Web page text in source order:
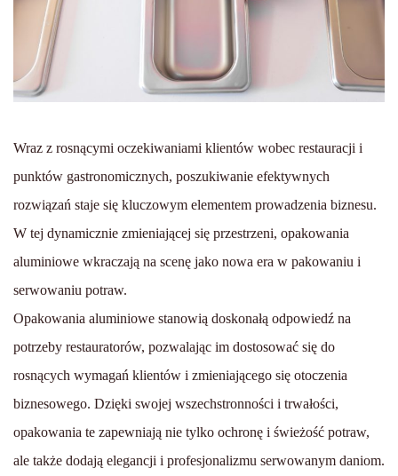
Wraz z rosnącymi oczekiwaniami klientów wobec restauracji i
punktów gastronomicznych, poszukiwanie efektywnych
rozwiązań staje się kluczowym elementem prowadzenia biznesu.
W tej dynamicznie zmieniającej się przestrzeni, opakowania
aluminiowe wkraczają na scenę jako nowa era w pakowaniu i
serwowaniu potraw.
Opakowania aluminiowe stanowią doskonałą odpowiedź na
potrzeby restauratorów, pozwalając im dostosować się do
rosnących wymagań klientów i zmieniającego się otoczenia
biznesowego. Dzięki swojej wszechstronności i trwałości,
opakowania te zapewniają nie tylko ochronę i świeżość potraw,
ale także dodają elegancji i profesjonalizmu serwowanym daniom.